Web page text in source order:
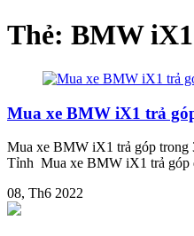
Thẻ: BMW
Mua xe BMW iX1 trả
Mua xe BMW iX1 trả góp trong
Tỉnh Mua xe BMW iX1 trả góp
08, Th6 2022